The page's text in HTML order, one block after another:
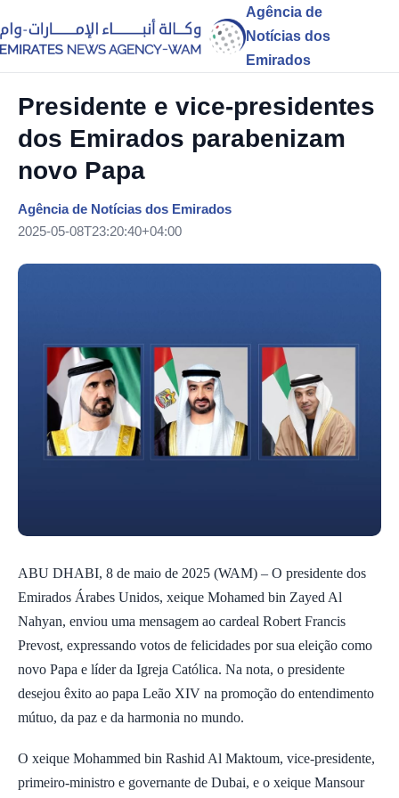
Agência de
Notícias dos
Emirados
Presidente e vice-presidentes
dos Emirados parabenizam
novo Papa
Agência de Notícias dos Emirados
2025-05-08T23:20:40+04:00
ABU DHABI, 8 de maio de 2025 (WAM) – O presidente dos
Emirados Árabes Unidos, xeique Mohamed bin Zayed Al
Nahyan, enviou uma mensagem ao cardeal Robert Francis
Prevost, expressando votos de felicidades por sua eleição como
novo Papa e líder da Igreja Católica. Na nota, o presidente
desejou êxito ao papa Leão XIV na promoção do entendimento
mútuo, da paz e da harmonia no mundo.
O xeique Mohammed bin Rashid Al Maktoum, vice-presidente,
primeiro-ministro e governante de Dubai, e o xeique Mansour